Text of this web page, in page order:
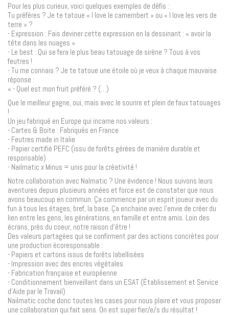
Pour les plus curieux, voici quelques exemples de défis :
Tu préfères ? Je te tatoue « I love le camembert » ou « I love les vers de
terre » ?
- Expression : Fais deviner cette expression en la dessinant : « avoir la
tête dans les nuages »
- Le best : Qui se fera le plus beau tatouage de sirène ? Tous à vos
feutres !
- Tu me connais ? Je te tatoue une étoile où je veux à chaque mauvaise
réponse :
« - Quel est mon fruit préféré ? (…)
Que le meilleur gagne, oui, mais avec le sourire et plein de faux tatouages
!
Un jeu fabriqué en Europe qui incarne nos valeurs :
- Cartes & Boite : Fabriqués en France
- Feutres made in Italie
- Papier certifié PEFC (issu de forêts gérées de manière durable et
responsable)
- Nailmatic x Minus = unis pour la créativité !
Notre collaboration avec Nalmatic ? Une évidence ! Nous suivons leurs
aventures depuis plusieurs années et force est de constater que nous
avons beaucoup en commun. Ça commence par un esprit joueur avec du
fun à tous les étages, bref, la base. Ça enchaine avec l’envie de créer du
lien entre les gens, les générations, en famille et entre amis. Loin des
écrans, près du coeur, notre raison d’être !
Des valeurs partagées qui se confirment par des actions concrètes pour
une production écoresponsable :
- Papiers et cartons issus de forêts labellisées
- Impression avec des encres végétales
- Fabrication française et européenne
- Conditionnement bienveillant dans un ESAT (Établissement et Service
d’Aide par le Travail)
Nailmatic coche donc toutes les cases pour nous plaire et vous proposer
une collaboration qui fait sens. On est super fier/e/s du résultat !